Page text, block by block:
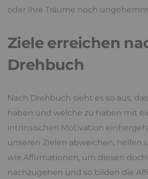
oder ihre Träume noch
Ziele erreichen
Drehbuch
Nach Drehbuch sieht es so aus,
haben und welche zu haben mit
intrinsischen Motivation
unseren Zielen abweichen, helfen
wie Affirmationen, um diesen
nachzugehen und so bilden die